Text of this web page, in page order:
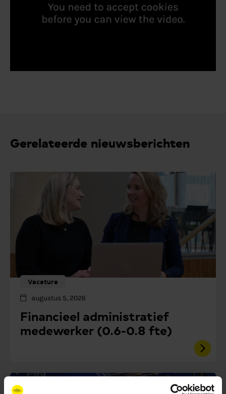
Gerelateerde nieuwsberichten
Vacature
augustus 5, 2026
Financieel administratief
medewerker (0.6-0.8 fte)